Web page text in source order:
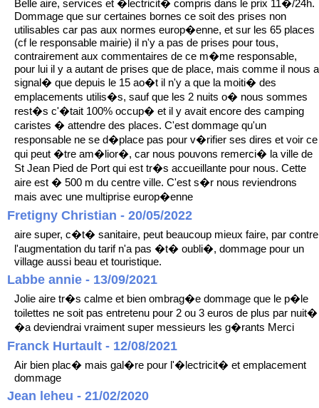
Belle aire, services et �lectricit� compris dans le prix 11�/24h.
Dommage que sur certaines bornes ce soit des prises non
utilisables car pas aux normes europ�enne, et sur les 65 places
(cf le responsable mairie) il n'y a pas de prises pour tous,
contrairement aux commentaires de ce m�me responsable,
pour lui il y a autant de prises que de place, mais comme il nous a
signal� que depuis le 15 ao�t il n'y a que la moiti� des
emplacements utilis�s, sauf que les 2 nuits o� nous sommes
rest�s c'�tait 100% occup� et il y avait encore des camping
caristes � attendre des places. C'est dommage qu'un
responsable ne se d�place pas pour v�rifier ses dires et voir ce
qui peut �tre am�lior�, car nous pouvons remerci� la ville de
St Jean Pied de Port qui est tr�s accueillante pour nous. Cette
aire est � 500 m du centre ville. C'est s�r nous reviendrons
mais avec une multiprise europ�enne
Fretigny Christian - 20/05/2022
aire super, c�t� sanitaire, peut beaucoup mieux faire, par contre
l'augmentation du tarif n'a pas �t� oubli�, dommage pour un
village aussi beau et touristique.
Labbe annie - 13/09/2021
Jolie aire tr�s calme et bien ombrag�e dommage que le p�le
toilettes ne soit pas entretenu pour 2 ou 3 euros de plus par nuit�
�a deviendrai vraiment super messieurs les g�rants Merci
Franck Hurtault - 12/08/2021
Air bien plac� mais gal�re pour l'�lectricit� et emplacement
dommage
Jean leheu - 21/02/2020